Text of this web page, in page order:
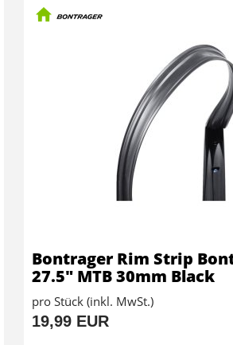
Bontrager Rim Strip
27.5" MTB 30mm Black
pro Stück (inkl. MwSt.)
19,99 EUR